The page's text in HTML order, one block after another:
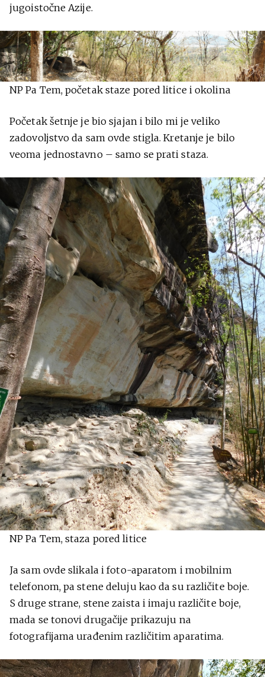
jugoistočne Azije.
NP Pa Tem, početak staze pored litice i okolina
Početak šetnje je bio sjajan i bilo mi je veliko
zadovoljstvo da sam ovde stigla. Kretanje je bilo
veoma jednostavno – samo se prati staza.
NP Pa Tem, staza pored litice
Ja sam ovde slikala i foto-aparatom i mobilnim
telefonom, pa stene deluju kao da su različite boje.
S druge strane, stene zaista i imaju različite boje,
mada se tonovi drugačije prikazuju na
fotografijama urađenim različitim aparatima.